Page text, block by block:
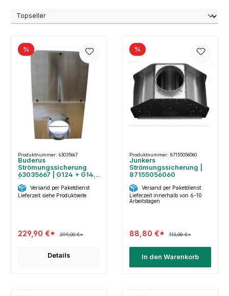
%
Produktnummer: 63035667
Buderus
Strömungssicherung
63035667 | G124 + G144
L 525mm
Versand per Paketdienst
Lieferzeit siehe Produktseite
229,90 €* 299,00 €*
Details
%
Produktnummer: 87155056060
Junkers
Strömungssicherung |
87155056060
Versand per Paketdienst
Lieferzeit innerhalb von 6-10
Arbeitstagen
88,80 €* 113,08 €*
In den Warenkorb